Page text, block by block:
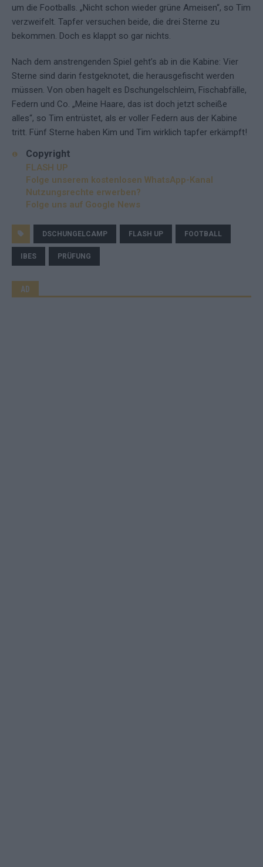
um die Footballs. „Nicht schon wieder grüne Ameisen“, so Tim
verzweifelt. Tapfer versuchen beide, die drei Sterne zu
bekommen. Doch es klappt so gar nichts.
Nach dem anstrengenden Spiel geht’s ab in die Kabine: Vier
Sterne sind darin festgeknotet, die herausgefischt werden
müssen. Von oben hagelt es Dschungelschleim, Fischabfälle,
Federn und Co. „Meine Haare, das ist doch jetzt scheiße
alles“, so Tim entrüstet, als er voller Federn aus der Kabine
tritt. Fünf Sterne haben Kim und Tim wirklich tapfer erkämpft!
Copyright
FLASH UP
Folge unserem kostenlosen WhatsApp-Kanal
Nutzungsrechte erwerben?
Folge uns auf Google News
DSCHUNGELCAMP FLASH UP FOOTBALL
IBES PRÜFUNG
AD